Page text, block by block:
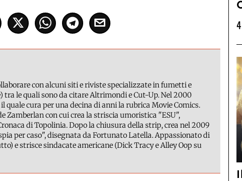
con alcuni siti e riviste specializzate in fumetti e
tra le quali sono da citare Altrimondi e Cut-Up. Nel 2000
quale cura per una decina di anni la rubrica Movie Comics.
Zamberlan con cui crea la striscia umoristica "ESU",
di Topolinia. Dopo la chiusura della strip, crea nel 2009
per caso", disegnata da Fortunato Latella. Appassionato di
e strisce sindacate americane (Dick Tracy e Alley Oop su